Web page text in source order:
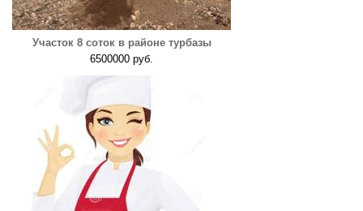
Участок 8 соток в районе турбазы
6500000 руб.